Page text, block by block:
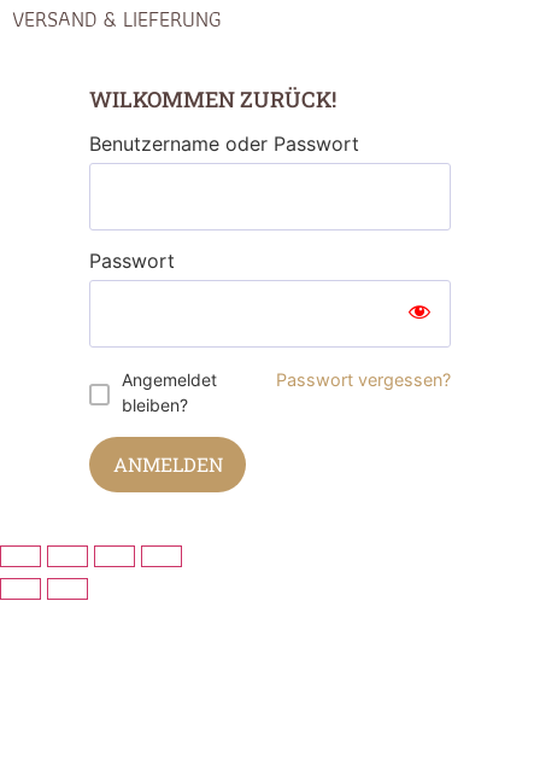
VERSAND & LIEFERUNG
WILKOMMEN ZURÜCK!
Benutzername oder Passwort
Passwort
Angemeldet
bleiben?
Passwort vergessen?
ANMELDEN